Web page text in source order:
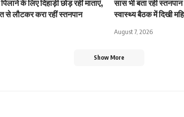
के लिए दिहाड़ी छोड़ रहीं माताएं,
से लौटकर करा रहीं स्तनपान
सास भी बता रही
स्वास्थ्य बैठक में दिखी
August 7, 2026
Show More